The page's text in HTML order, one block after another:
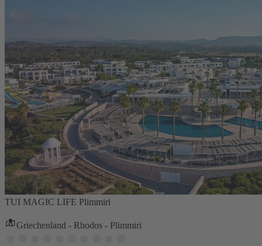
TUI MAGIC LIFE Plimmiri
Griechenland - Rhodos - Plimmiri